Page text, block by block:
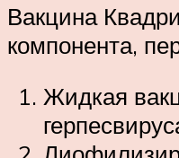
Вакцина
компонента,
Жидкая